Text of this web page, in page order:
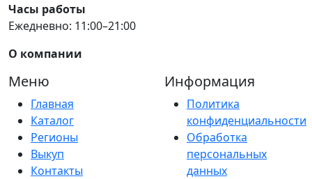
Часы работы
Ежедневно: 11:00–21:00
О компании
Меню
Главная
Каталог
Регионы
Выкуп
Контакты
Информация
Политика
конфиденциальности
Обработка
персональных
данных